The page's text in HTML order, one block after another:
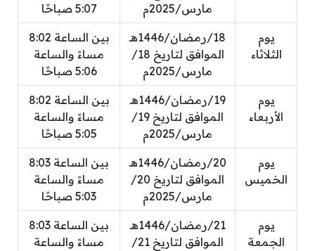
مارس/2025م
5:07 صباحًا
يوم
الثلاثاء
18/رمضان/1446هـ
الموافق لتاريخ 18/
مارس/2025م
بين الساعة 8:02
مساءً والساعة
5:06 صباحًا
يوم
الأربعاء
19/رمضان/1446هـ
الموافق لتاريخ 19/
مارس/2025م
بين الساعة 8:02
مساءً والساعة
5:05 صباحًا
يوم
الخميس
20/رمضان/1446هـ
الموافق لتاريخ 20/
مارس/2025م
بين الساعة 8:03
مساءً والساعة
5:03 صباحًا
يوم
الجمعة
21/رمضان/1446هـ
الموافق لتاريخ 21/
بين الساعة 8:03
مساءً والساعة